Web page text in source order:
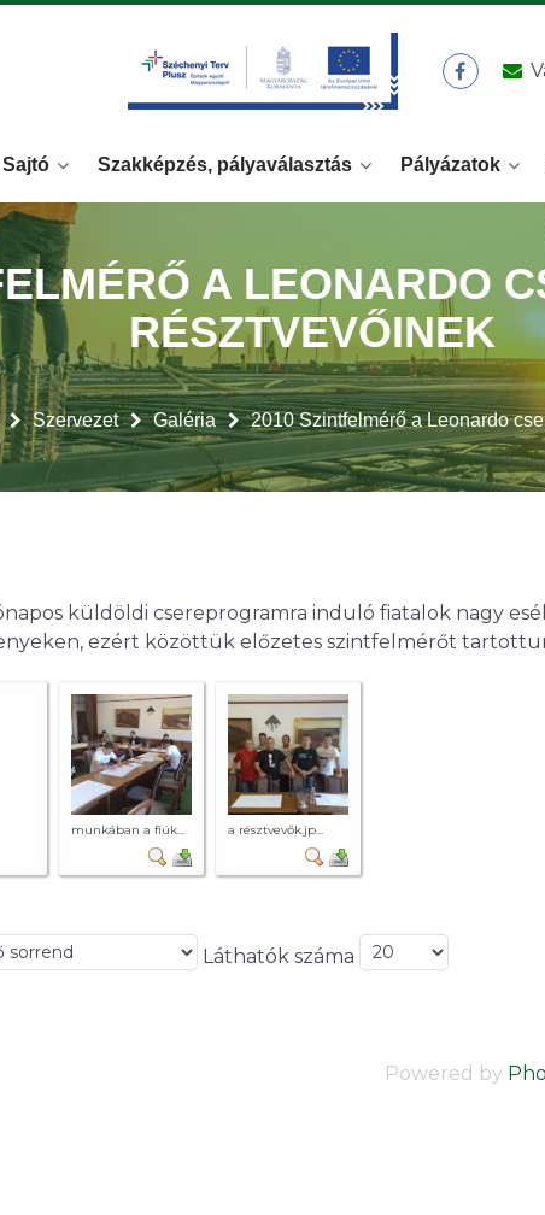
Sajtó Szakképzés, pályaválasztás Pályázatok
Szervezet Galéria 2010 Szintfelmérő a Leonardo
A LEONARDO
RÉSZTVEVŐINEK
küldöldi csereprogramra induló fiatalok nagy
ezért közöttük előzetes szintfelmérőt
munkában a fiúk... a résztvevők.jp...
Láthatók száma
Powered by